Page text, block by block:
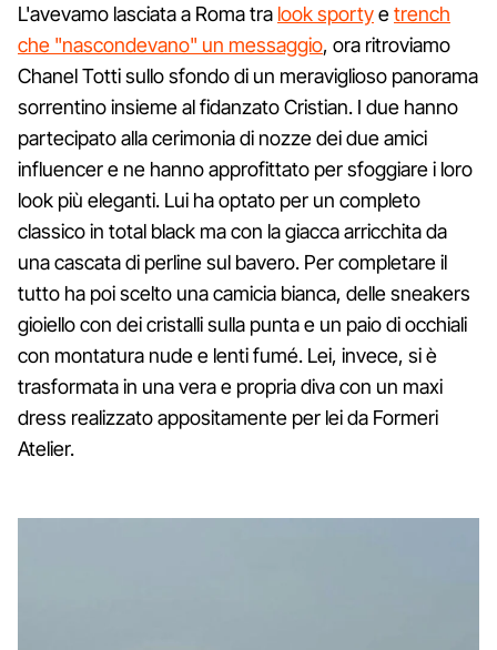
L'avevamo lasciata a Roma tra look sportyetrench
che "nascondevano" un messaggio, ora ritroviamo
Chanel Totti sullo sfondo di un meraviglioso panorama
sorrentino insieme al fidanzato Cristian. I due hanno
partecipato alla cerimonia di nozze dei due amici
influencer e ne hanno approfittato per sfoggiare i loro
look più eleganti. Lui ha optato per un completo
classico in total black ma con la giacca arricchita da
una cascata di perline sul bavero. Per completare il
tutto ha poi scelto una camicia bianca, delle sneakers
gioiello con dei cristalli sulla punta e un paio di occhiali
con montatura nude e lenti fumé. Lei, invece, si è
trasformata in una vera e propria diva con un maxi
dress realizzato appositamente per lei da Formeri
Atelier.